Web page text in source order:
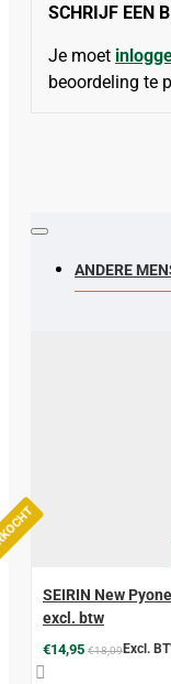
SCHRIJF EEN
Je moet
beoordeling te
ANDERE
SEIRIN New Pyonex €
excl. btw
€14,95 €18,09Excl.